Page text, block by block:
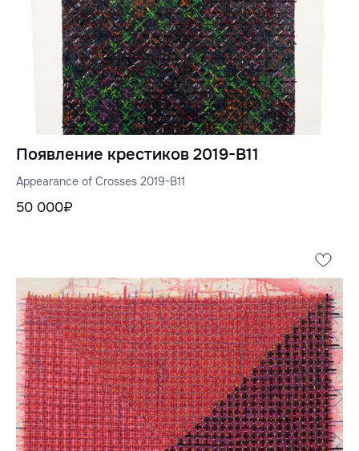
Появление крестиков 2019-B11
Appearance of Crosses 2019-B11
50 000₽